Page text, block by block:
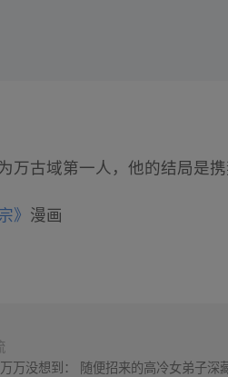
万古域第一人，他的结局是
》 漫画
万没想到： 随便招来的高冷女弟子